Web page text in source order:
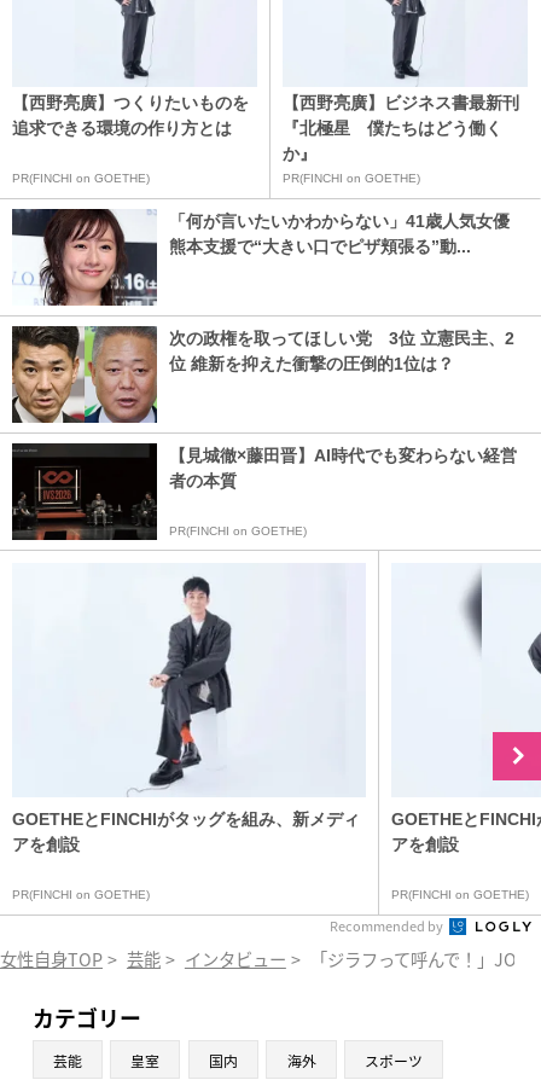
【西野亮廣】つくりたいものを
追求できる環境の作り方とは
PR(FINCHI on GOETHE)
【西野亮廣】ビジネス書最新刊
『北極星 僕たちはどう働く
か』
PR(FINCHI on GOETHE)
「何が言いたいかわからない」41歳人気女優
熊本支援で“大きい口でピザ頬張る”動...
次の政権を取ってほしい党 3位 立憲民主、2
位 維新を抑えた衝撃の圧倒的1位は？
【見城徹×藤田晋】AI時代でも変わらない経営
者の本質
PR(FINCHI on GOETHE)
GOETHEとFINCHIがタッグを組み、新メディ
アを創設
PR(FINCHI on GOETHE)
GOETHEと
アを創設
PR(FINCHI on GOETHE)
Recommended by
女性自身TOP > 芸能 > インタビュー > 「ジラフって呼んで！」
カテゴリー
芸能 皇室 国内 海外 スポーツ